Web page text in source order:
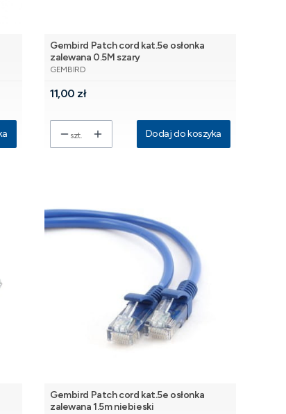
Gembird Patch cord kat.5e osłonka
zalewana 0.5M szary
PRODUCENT
GEMBIRD
Cena
11,00 zł
szt. Dodaj do koszyka
Gembird Patch cord kat.5e osłonka
zalewana 1.5m niebieski